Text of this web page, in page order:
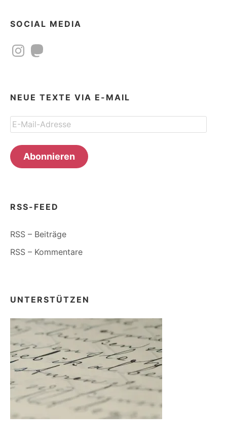
SOCIAL MEDIA
InstagramMastodon
NEUE TEXTE VIA E-MAIL
E-
Mail-
Adresse
Abonnieren
RSS-FEED
RSS – Beiträge
RSS – Kommentare
UNTERSTÜTZEN